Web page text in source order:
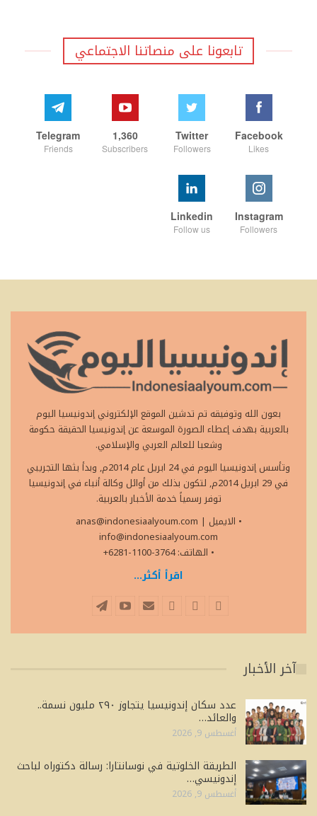
تابعونا على منصاتنا الاجتماعي
Facebook
Likes
Twitter
Followers
1,360
Subscribers
Telegram
Friends
Instagram
Followers
Linkedin
Follow us
بعون الله وتوفيقه تم تدشين الموقع الإلكتروني إندونيسيا اليوم
بالعربية بهدف إعطاء الصورة الموسعة عن إندونيسيا الحقيقة حكومة
وشعبا للعالم العربي والإسلامي.
وتأسس إندونيسيا اليوم في 24 ابريل عام 2014م, وبدأ بثها التجريبي
في 29 ابريل 2014م, لتكون بذلك من أوائل وكالة أنباء في إندونيسيا
توفر رسمياً خدمة الأخبار بالعربية.
• الايميل
anas@indonesiaalyoum.com |
info@indonesiaalyoum.com
• الهاتف: 3764-1100-6281+
اقرأ أكثر...
آخر الأخبار
عدد سكان إندونيسيا يتجاوز ٢٩٠ مليون نسمة..
والعائد…
أغسطس 9, 2026
الطريقة الخلوتية في نوسانتارا: رسالة دكتوراه لباحث
إندونيسي…
أغسطس 9, 2026